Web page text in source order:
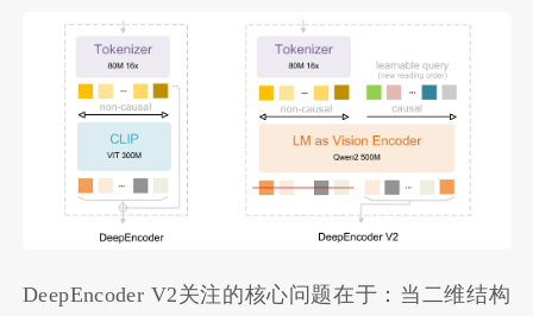
DeepEncoder V2关注的核心问题在于：当二维结构